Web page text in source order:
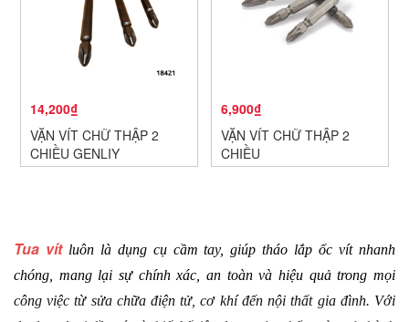
14,200₫
VẶN VÍT CHỮ THẬP 2
CHIỀU GENLIY
6,900₫
VẶN VÍT CHỮ THẬP 2
CHIỀU
Tua vít luôn là dụng cụ cầm tay, giúp tháo lắp ốc vít nhanh
chóng, mang lại sự chính xác, an toàn và hiệu quả trong mọi
công việc từ sửa chữa điện tử, cơ khí đến nội thất gia đình. Với